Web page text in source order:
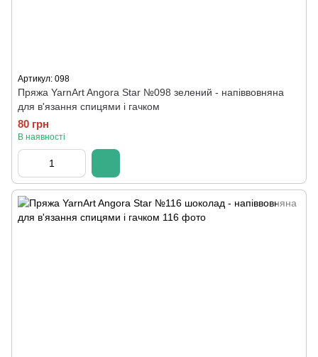
Артикул: 098
Пряжа YarnArt Angora Star №098 зелений - напіввовняна
для в'язання спицями і гачком
80 грн
В наявності